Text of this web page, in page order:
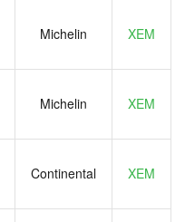
Michelin XEM
Michelin XEM
Continental XEM